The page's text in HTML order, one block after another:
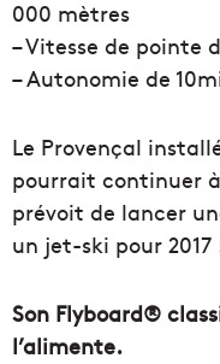
000 mètres
– Vitesse de pointe
– Autonomie de
Le Provençal
pourrait continuer
prévoit de lancer
un jet-ski pour 2017
Son Flyboard®
l’alimente.